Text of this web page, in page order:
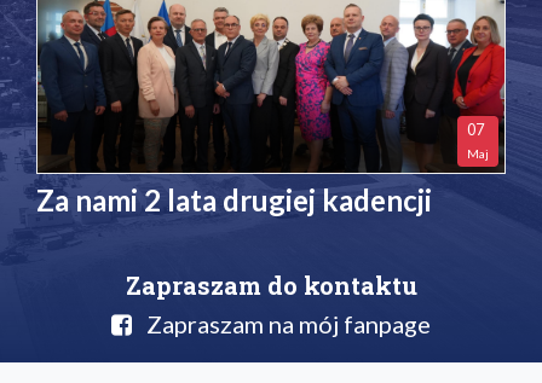
07
Maj
Za nami 2 lata drugiej kadencji
Zapraszam do kontaktu
Zapraszam na mój fanpage